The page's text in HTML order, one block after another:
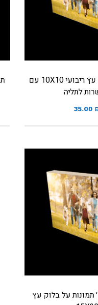
תמונה על בלוק עץ ריבועי 10X10 עם
לתליה
35.00
תמונות על בלוק עץ